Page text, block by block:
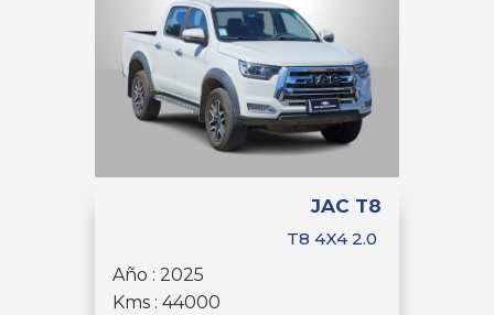
JAC T8
T8 4X4 2.0
Año : 2025
Kms : 44000